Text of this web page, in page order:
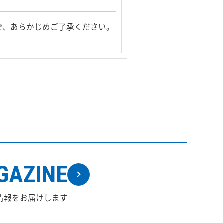
あらかじめご了承ください。
報をお届けします